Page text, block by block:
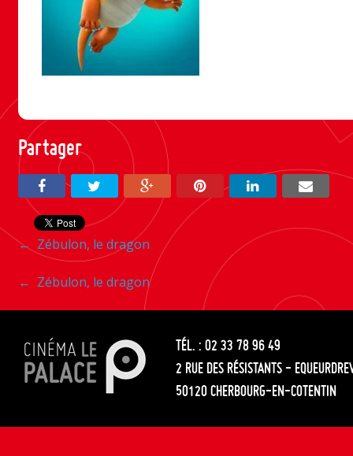
Partager
Navigation
entre
les
articles
← Zébulon, le dragon
Navigation
entre
les
articles
← Zébulon, le dragon
TÉL. : 02 33 78 96 49
2 RUE DES RÉSISTANTS -
50120 CHERBOURG-EN-COTENTIN